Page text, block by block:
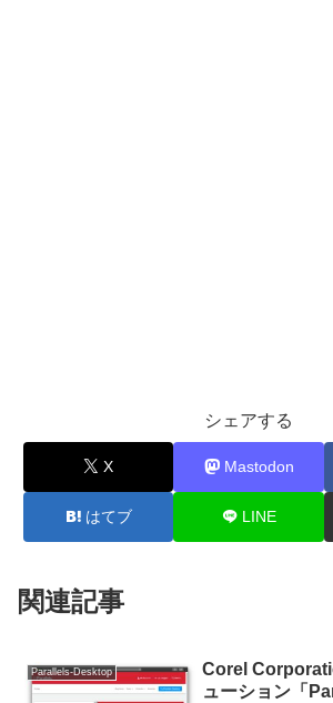
シェアする
X Mastodon
はてブ LINE
関連記事
Parallels-Desktop
Corel
ューション「